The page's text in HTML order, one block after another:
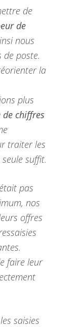
de
de
nous
poste.
la
plus
de chiffres
traiter les
suffit.
pas
nos
offres
faire leur
saisies